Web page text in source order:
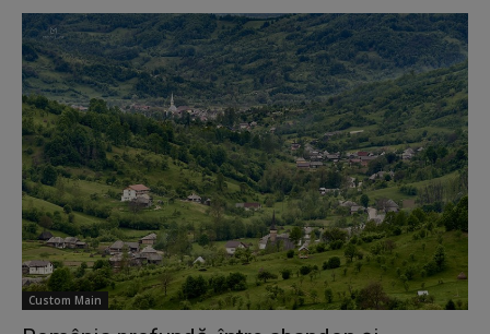
Custom Main